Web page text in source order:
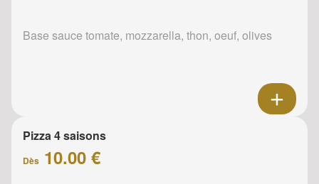
Base sauce tomate, mozzarella, thon, oeuf, olives
Pizza 4 saisons
Dès 10.00 €